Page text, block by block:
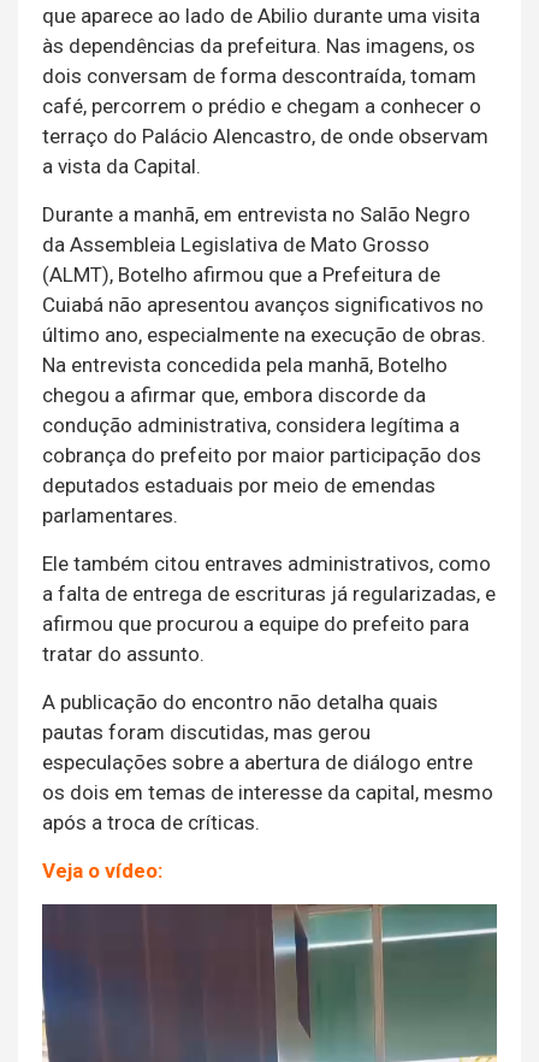
que aparece ao lado de Abilio durante uma visita
às dependências da prefeitura. Nas imagens, os
dois conversam de forma descontraída, tomam
café, percorrem o prédio e chegam a conhecer o
terraço do Palácio Alencastro, de onde observam
a vista da Capital.
Durante a manhã, em entrevista no Salão Negro
da Assembleia Legislativa de Mato Grosso
(ALMT), Botelho afirmou que a Prefeitura de
Cuiabá não apresentou avanços significativos no
último ano, especialmente na execução de obras.
Na entrevista concedida pela manhã, Botelho
chegou a afirmar que, embora discorde da
condução administrativa, considera legítima a
cobrança do prefeito por maior participação dos
deputados estaduais por meio de emendas
parlamentares.
Ele também citou entraves administrativos, como
a falta de entrega de escrituras já regularizadas, e
afirmou que procurou a equipe do prefeito para
tratar do assunto.
A publicação do encontro não detalha quais
pautas foram discutidas, mas gerou
especulações sobre a abertura de diálogo entre
os dois em temas de interesse da capital, mesmo
após a troca de críticas.
Veja o vídeo: